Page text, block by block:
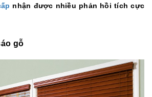
nhận được nhiều phản hồi tích cực
gỗ